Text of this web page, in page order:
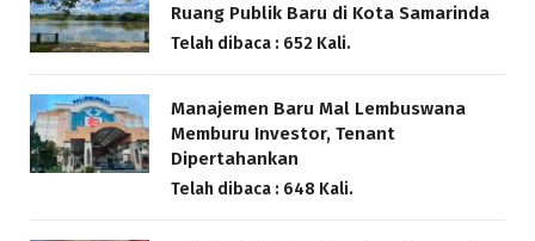
Ruang Publik Baru di Kota Samarinda
Telah dibaca : 652 Kali.
Manajemen Baru Mal Lembuswana
Memburu Investor, Tenant
Dipertahankan
Telah dibaca : 648 Kali.